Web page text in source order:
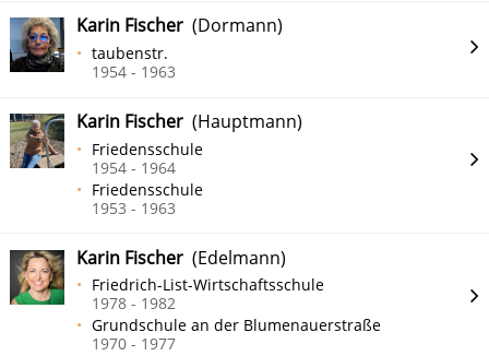
Karin Fischer (Dormann)
taubenstr.
1954 - 1963
Karin Fischer (Hauptmann)
Friedensschule
1954 - 1964
Friedensschule
1953 - 1963
Karin Fischer (Edelmann)
Friedrich-List-Wirtschaftsschule
1978 - 1982
Grundschule an der Blumenauerstraße
1970 - 1977